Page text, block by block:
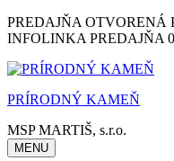
Skip
to
PREDAJŇA OTVORENÁ
INFOLINKA PREDAJŇA
PRÍRODNÝ KAMEŇ
MSP MARTIŠ, s.r.o.
MENU